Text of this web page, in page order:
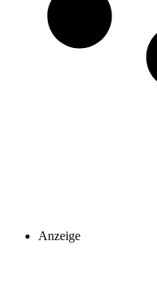
Anzeige